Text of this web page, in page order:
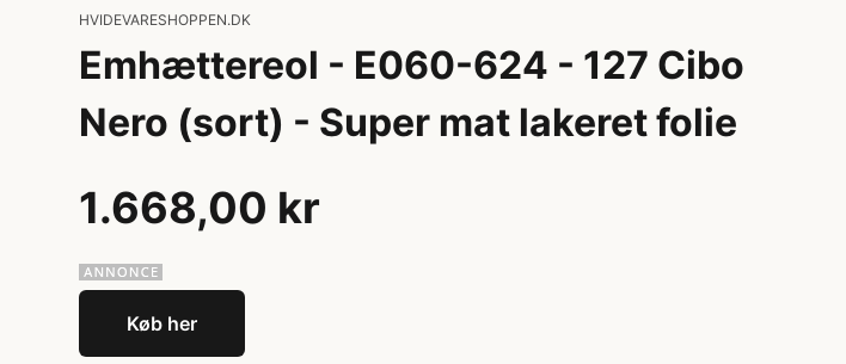
HVIDEVARESHOPPEN.DK
Emhættereol - E060-624 - 127 Cibo
Nero (sort) - Super mat lakeret folie
1.668,00 kr
Køb her